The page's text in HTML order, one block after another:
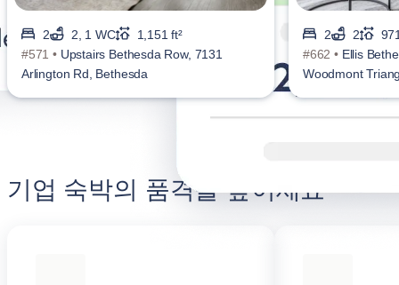
2 2, 1 WC
1,151 ft²
#571 • Upstairs Bethesda Row, 7131
Arlington Rd, Bethesda
2 2
#662 • Ellis
Woodmont
기업 숙박의 품격을 높이세요